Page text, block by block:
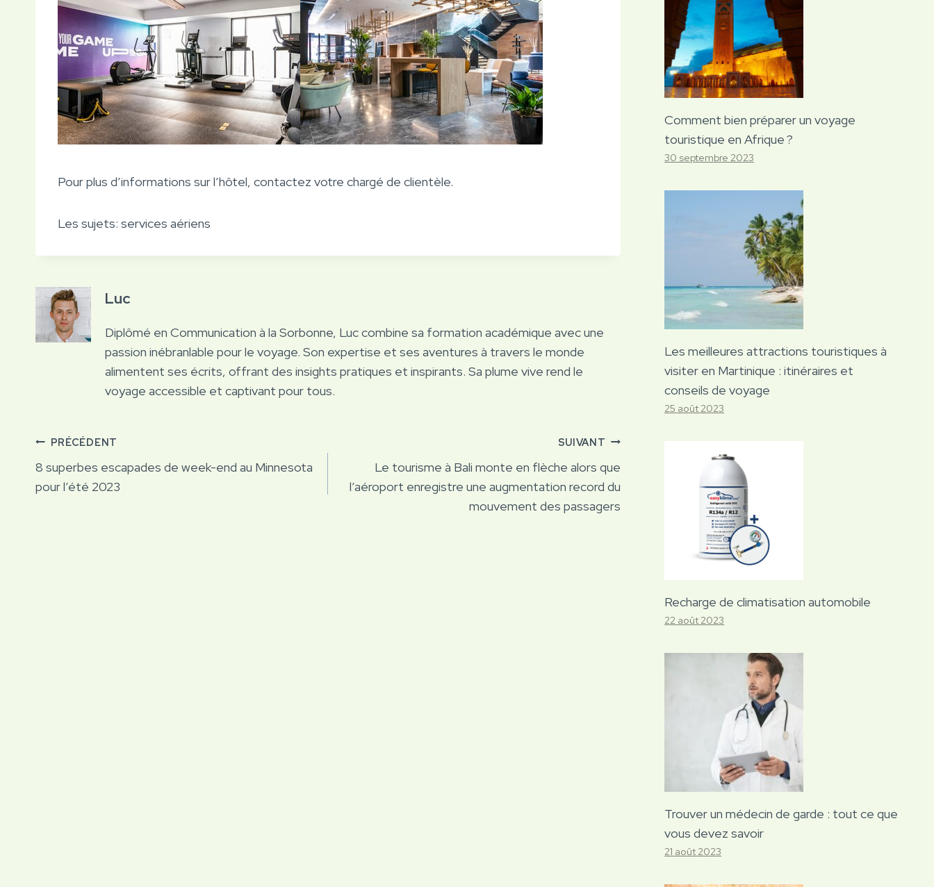
Pour plus d’informations sur l’hôtel, contactez votre chargé de clientèle.
Les sujets: services aériens
Luc
Diplômé en Communication à la Sorbonne, Luc combine sa formation académique avec une
passion inébranlable pour le voyage. Son expertise et ses aventures à travers le monde
alimentent ses écrits, offrant des insights pratiques et inspirants. Sa plume vive rend le
voyage accessible et captivant pour tous.
Navigation
de
PRÉCÉDENT
8 superbes escapades de week-end au Minnesota
pour l’été 2023
SUIVANT
Le tourisme à Bali monte en flèche alors que
l’aéroport enregistre une augmentation record du
mouvement des passagers
Comment bien préparer un voyage
touristique en Afrique ?
30 septembre 2023
Les meilleures attractions touristiques à
visiter en Martinique : itinéraires et
conseils de voyage
25 août 2023
Recharge de climatisation automobile
22 août 2023
Trouver un médecin de garde : tout ce que
vous devez savoir
21 août 2023